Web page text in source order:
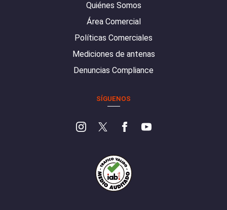
Quiénes Somos
Área Comercial
Políticas Comerciales
Mediciones de antenas
Denuncias Compliance
SÍGUENOS